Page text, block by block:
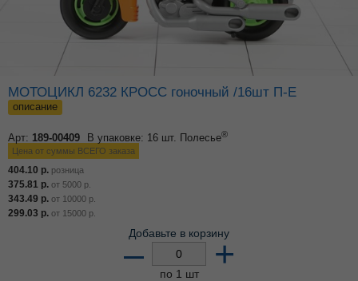
МОТОЦИКЛ 6232 КРОСС гоночный /16шт П-Е
описание
Арт: 189-00409 В упаковке: 16 шт. Полесье®
Цена от суммы ВСЕГО заказа
404.10 р. розница
375.81 р. от 5000 р.
343.49 р. от 10000 р.
299.03 р. от 15000 р.
Добавьте в корзину
– +
по 1 шт